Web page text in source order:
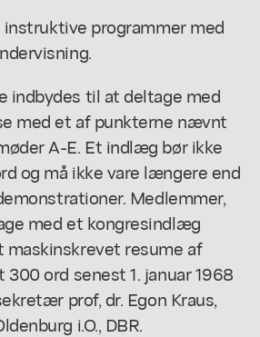
instruktive programmer med
indbydes til at deltage med
med et af punkterne nævnt
A-E. Et indlæg bør ikke
og må ikke vare længere end
Medlemmer,
med et kongresindlæg
maskinskrevet resume af
ord senest 1. januar 1968
prof, dr. Egon Kraus,
i.O., DBR.